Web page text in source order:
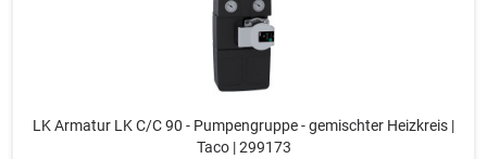
LK Armatur LK C/C 90 - Pumpengruppe - gemischter Heizkreis |
Taco | 299173